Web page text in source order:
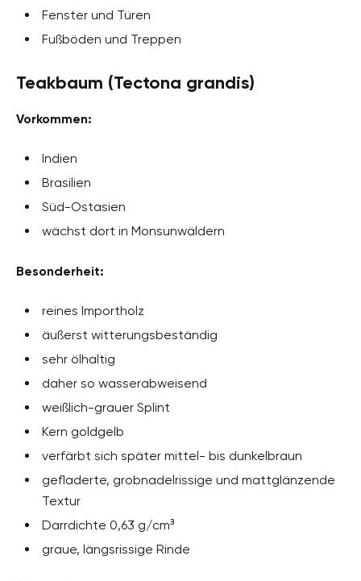
Fenster und Türen
Fußböden und Treppen
Teakbaum (Tectona grandis)
Vorkommen:
Indien
Brasilien
Süd-Ostasien
wächst dort in Monsunwäldern
Besonderheit:
reines Importholz
äußerst witterungsbeständig
sehr ölhaltig
daher so wasserabweisend
weißlich-grauer Splint
Kern goldgelb
verfärbt sich später mittel- bis dunkelbraun
gefladerte, grobnadelrissige und mattglänzende
Textur
Darrdichte 0,63 g/cm³
graue, längsrissige Rinde